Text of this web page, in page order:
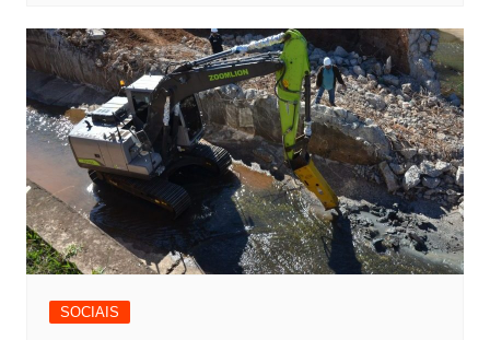
SOCIAIS